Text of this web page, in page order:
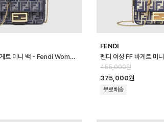
펜디 여성 FF 바게트 미니 백 - Fendi Womens FF Baguette Mini …
FENDI
455,000원
375,000원
무료배송